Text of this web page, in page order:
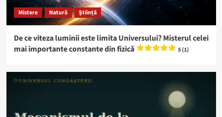
Mistere Natură Știință
De ce viteza luminii este limita Universului? Misterul celei
mai importante constante din fizică
5 (1)